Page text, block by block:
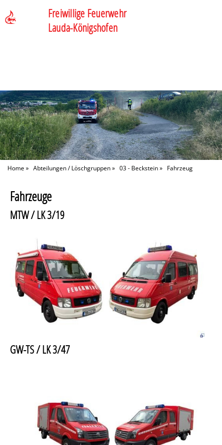
Freiwillige Feuerwehr
Lauda-Königshofen
Home» Abteilungen / Löschgruppen» 03 - Beckstein» Fahrzeug
Fahrzeuge
MTW / LK 3/19
GW-TS / LK 3/47